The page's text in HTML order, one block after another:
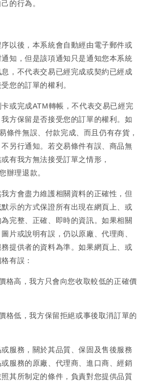
的行為。
以後，本系統會自動經由電子郵件或
知，但是該項通知只是通知您本系統
，不代表交易已經完成或契約已經成
您的訂單的權利。
或完成ATM轉帳，不代表交易已經完
方保留是否接受您的訂單的權利。如
條件無誤、付款完成、而且仍有存貨，
另行通知。若交易條件有誤、商品無
有我方無法接受訂單之情形，
辦理退款。
方會盡力維護相關資料的正確性，但
示的方式保證所有出現在網頁上、或
完整、正確、即時的資訊。如果相關
片或說明有誤，仍以原廠、代理商、
提供者的資料為準。如果網頁上、或
有誤：
格高，我方只會向您收取較低的正確價
格低，我方保留拒絕或事後取消訂單的
服務，關於其品質、保固及售後服務
服務的原廠、代理商、進口商、經銷
其所制定的條件，負責對您提供品質